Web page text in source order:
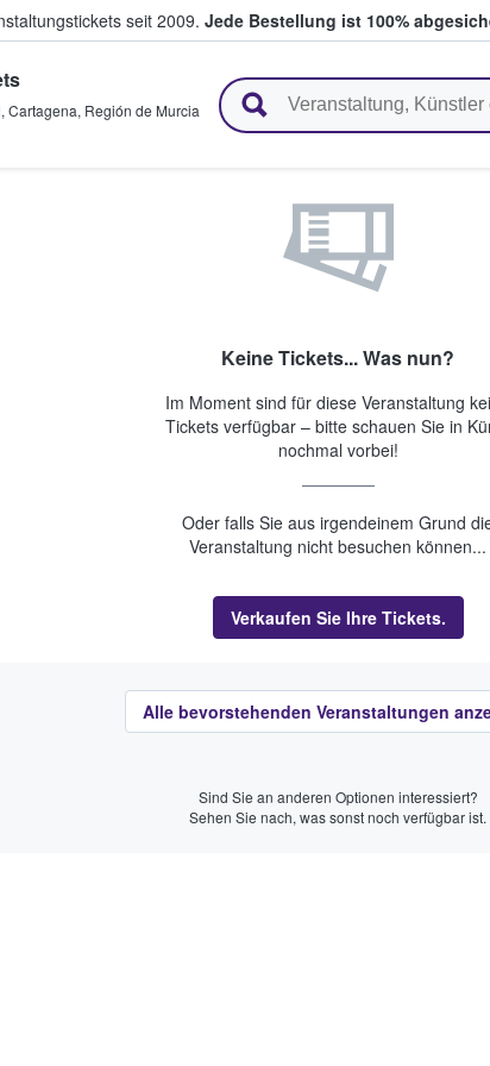
seit 2009. Jede Bestellung ist 100%
& verkaufen
, Cartagena, Región de Murcia
Keine Tickets... Was nun?
Im Moment sind für diese Veranstaltung
Tickets verfügbar – bitte schauen Sie in
nochmal vorbei!
Oder falls Sie aus irgendeinem Grund
Veranstaltung nicht besuchen können...
Verkaufen Sie Ihre Tickets.
Alle bevorstehenden Veranstaltungen
Sind Sie an anderen Optionen interessiert?
Sehen Sie nach, was sonst noch verfügbar ist.